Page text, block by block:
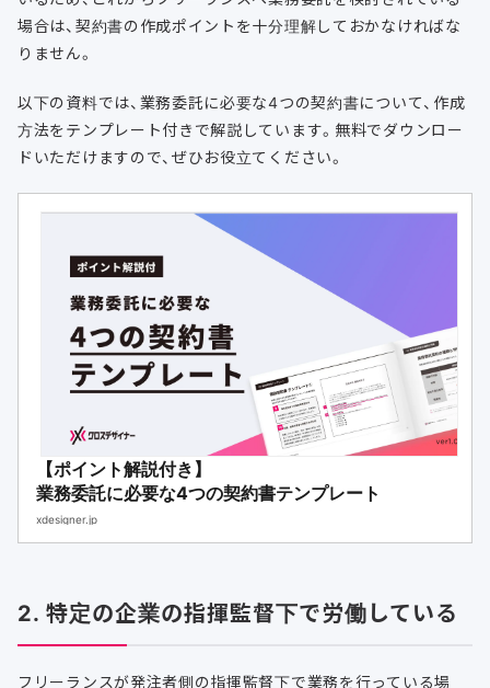
場合は、契約書の作成ポイントを十分理解しておかなければな
りません。
以下の資料では、業務委託に必要な4つの契約書について、作成
方法をテンプレート付きで解説しています。無料でダウンロー
ドいただけますので、ぜひお役立てください。
【ポイント解説付き】
業務委託に必要な4つの契約書テンプレート
xdesigner.jp
2. 特定の企業の指揮監督下で労働している
フリーランスが発注者側の指揮監督下で業務を行っている場